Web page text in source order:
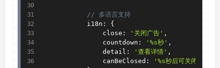
// 多语言支持
            i18n
:
{
                close
: '关闭广告' ,
                countdown
: '%s秒' ,
                detail
: '查看详情' ,
                canBeClosed
: '%s秒后可关闭广告'